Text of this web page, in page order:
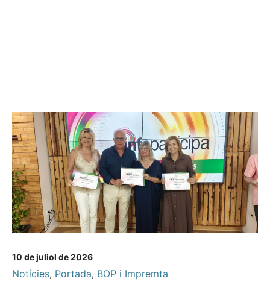
10 de juliol de 2026
Notícies, Portada, BOP i Impremta